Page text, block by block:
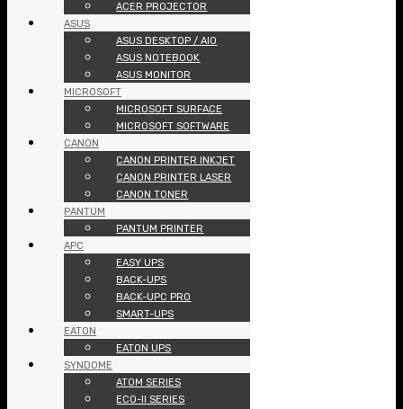
CATEGORIES
NOTEBOOK
MONITOR
DESKTOP PC
AIO
UPS
SERVER
ACCESSORIES
TABLETS
PRINTER
SMARTPHONES
PROJECTOR
NAS
SOFTWARE
TONER
POS
PROMOTION
PRODUCTS
ABOUT
ARTICLES
CONTACT
JOIN US
รายการสินค้า
ACER PROJECTOR
ASUS
ASUS DESKTOP / AIO
ASUS NOTEBOOK
ASUS MONITOR
MICROSOFT
MICROSOFT SURFACE
MICROSOFT SOFTWARE
CANON
CANON PRINTER INKJET
CANON PRINTER LASER
CANON TONER
PANTUM
PANTUM PRINTER
APC
EASY UPS
BACK-UPS
BACK-UPC PRO
SMART-UPS
EATON
EATON UPS
SYNDOME
ATOM SERIES
ECO-II SERIES